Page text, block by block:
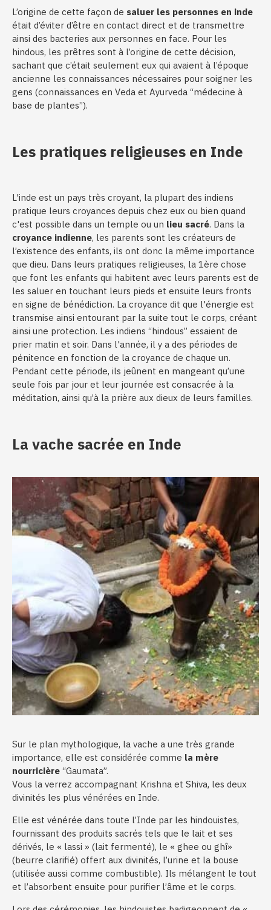
L’origine de cette façon de saluer les personnes en inde
était d’éviter d’être en contact direct et de transmettre
ainsi des bacteries aux personnes en face. Pour les
hindous, les prêtres sont à l’origine de cette décision,
sachant que c’était seulement eux qui avaient à l’époque
ancienne les connaissances nécessaires pour soigner les
gens (connaissances en Veda et Ayurveda “médecine à
base de plantes”).
Les pratiques religieuses en Inde
L'inde est un pays très croyant, la plupart des indiens
pratique leurs croyances depuis chez eux ou bien quand
c'est possible dans un temple ou un lieu sacré. Dans la
croyance indienne, les parents sont les créateurs de
l’existence des enfants, ils ont donc la même importance
que dieu. Dans leurs pratiques religieuses, la 1ère chose
que font les enfants qui habitent avec leurs parents est de
les saluer en touchant leurs pieds et ensuite leurs fronts
en signe de bénédiction. La croyance dit que l'énergie est
transmise ainsi entourant par la suite tout le corps, créant
ainsi une protection. Les indiens “hindous” essaient de
prier matin et soir. Dans l'année, il y a des périodes de
pénitence en fonction de la croyance de chaque un.
Pendant cette période, ils jeûnent en mangeant qu’une
seule fois par jour et leur journée est consacrée à la
méditation, ainsi qu’à la prière aux dieux de leurs familles.
La vache sacrée en Inde
Sur le plan mythologique, la vache a une très grande
importance, elle est considérée comme la mère
nourricière “Gaumata”.
Vous la verrez accompagnant Krishna et Shiva, les deux
divinités les plus vénérées en Inde.
Elle est vénérée dans toute l’Inde par les hindouistes,
fournissant des produits sacrés tels que le lait et ses
dérivés, le « lassi » (lait fermenté), le « ghee ou ghî»
(beurre clarifié) offert aux divinités, l’urine et la bouse
(utilisée aussi comme combustible). Ils mélangent le tout
et l’absorbent ensuite pour purifier l’âme et le corps.